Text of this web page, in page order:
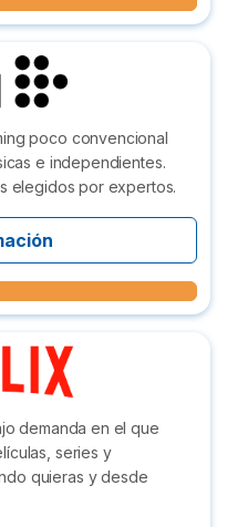
poco convencional
e independientes.
elegidos por expertos.
demanda en el que
series y
quieras y desde